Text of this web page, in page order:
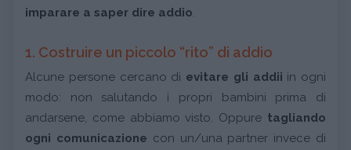
imparare a saper dire addio.
1. Costruire un piccolo “rito” di addio
Alcune persone cercano di evitare gli addii in ogni
modo: non salutando i propri bambini prima di
andarsene, come abbiamo visto. Oppure tagliando
ogni comunicazione con un/una partner invece di